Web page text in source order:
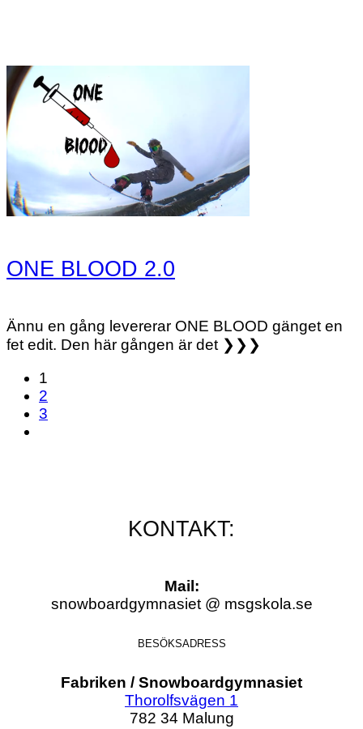
ONE BLOOD 2.0
Ännu en gång levererar ONE BLOOD gänget en
fet edit. Den här gången är det ❯❯❯
1
2
3
KONTAKT:
Mail:
snowboardgymnasiet @ msgskola.se
BESÖKSADRESS
Fabriken / Snowboardgymnasiet
Thorolfsvägen 1
782 34 Malung